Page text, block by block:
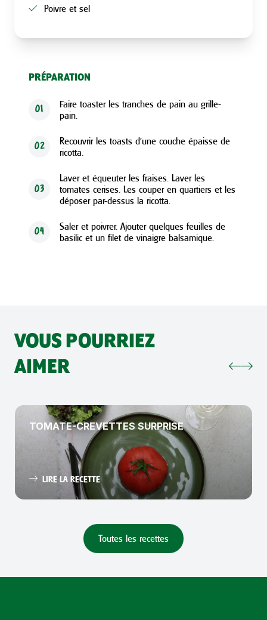
Poivre et sel
PRÉPARATION
01
Faire toaster les tranches de pain au grille-
pain.
02
Recouvrir les toasts d’une couche épaisse de
ricotta.
03
Laver et équeuter les fraises. Laver les
tomates cerises. Les couper en quartiers et les
déposer par-dessus la ricotta.
04
Saler et poivrer. Ajouter quelques feuilles de
basilic et un filet de vinaigre balsamique.
VOUS POURRIEZ
AIMER
TOMATE-CREVETTES SURPRISE
LIRE LA RECETTE
Toutes les recettes